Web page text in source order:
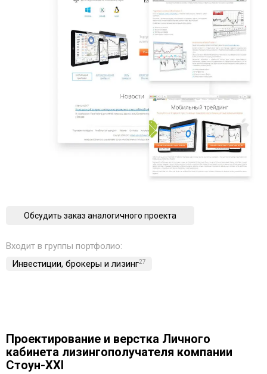
Обсудить заказ аналогичного проекта
Входит в группы портфолио:
Инвестиции, брокеры и лизинг27
Проектирование и верстка Личного
кабинета лизингополучателя компании
Стоун-XXI